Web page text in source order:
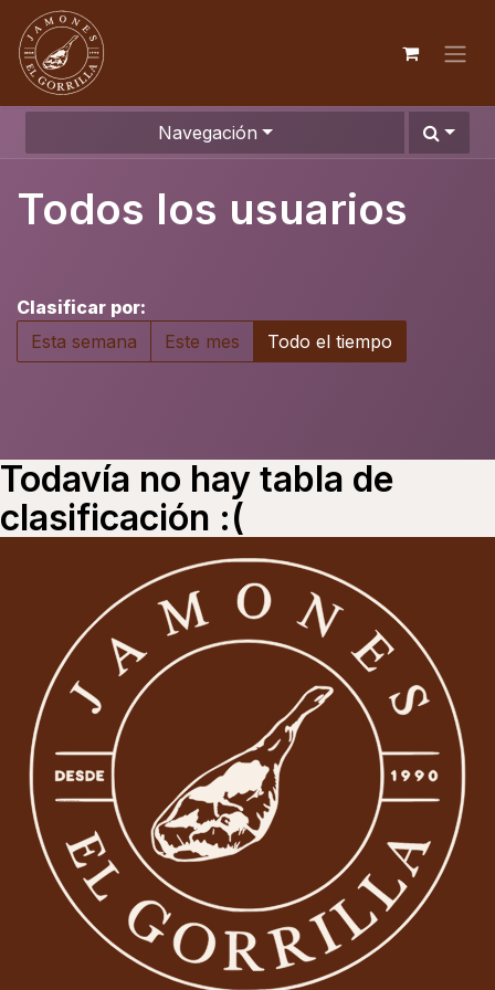
Navegación
Todos los usuarios
Clasificar por:
Esta semana
Este mes Todo el tiempo
Todavía no hay tabla de
clasificación :(